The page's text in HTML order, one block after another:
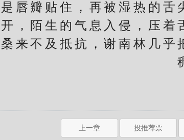
瓣贴住，再被湿热的舌
，陌生的气息入侵，压着
不及抵抗，谢南林几乎
上一章 投推荐票